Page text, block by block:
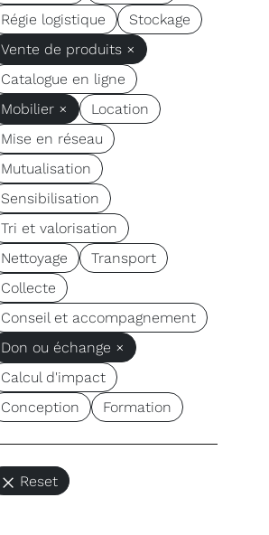
Régie logistique
Stockage
Vente de produits ×
Catalogue en ligne
Mobilier ×
Location
Mise en réseau
Mutualisation
Sensibilisation
Tri et valorisation
Nettoyage
Transport
Collecte
Conseil et accompagnement
Don ou échange ×
Calcul d'impact
Conception
Formation
Reset